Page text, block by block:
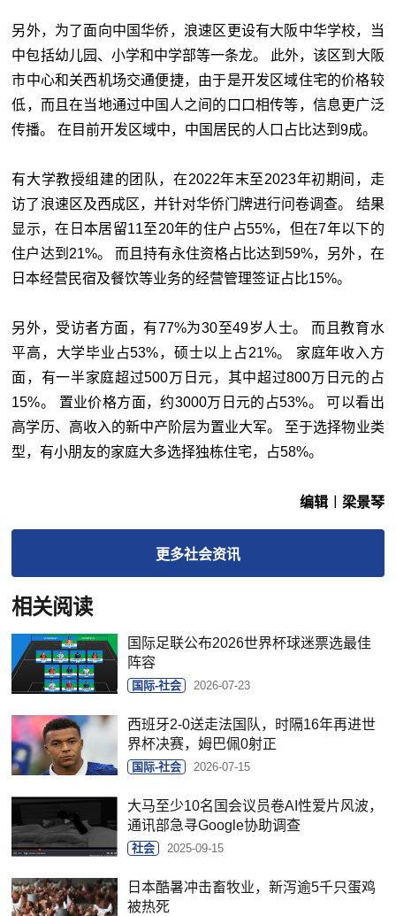
另外，为了面向中国华侨，浪速区更设有大阪中华学校，当
中包括幼儿园、小学和中学部等一条龙。 此外，该区到大阪
市中心和关西机场交通便捷，由于是开发区域住宅的价格较
低，而且在当地通过中国人之间的口口相传等，信息更广泛
传播。 在目前开发区域中，中国居民的人口占比达到9成。
有大学教授组建的团队，在2022年末至2023年初期间，走
访了浪速区及西成区，并针对华侨门牌进行问卷调查。 结果
显示，在日本居留11至20年的住户占55%，但在7年以下的
住户达到21%。 而且持有永住资格占比达到59%，另外，在
日本经营民宿及餐饮等业务的经营管理签证占比15%。
另外，受访者方面，有77%为30至49岁人士。 而且教育水
平高，大学毕业占53%，硕士以上占21%。 家庭年收入方
面，有一半家庭超过500万日元，其中超过800万日元的占
15%。 置业价格方面，约3000万日元的占53%。 可以看出
高学历、高收入的新中产阶层为置业大军。 至于选择物业类
型，有小朋友的家庭大多选择独栋住宅，占58%。
编辑︱梁景琴
更多社会资讯
相关阅读
国际足联公布2026世界杯球迷票选最佳
阵容
国际-社会 2026-07-23
西班牙2-0送走法国队，时隔16年再进世
界杯决赛，姆巴佩0射正
国际-社会 2026-07-15
大马至少10名国会议员卷AI性爱片风波，
通讯部急寻Google协助调查
社会 2025-09-15
日本酷暑冲击畜牧业，新泻逾5千只蛋鸡
被热死